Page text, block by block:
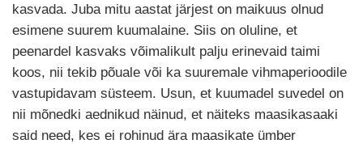
kasvada. Juba mitu aastat järjest on maikuus olnud
esimene suurem kuumalaine. Siis on oluline, et
peenardel kasvaks võimalikult palju erinevaid taimi
koos, nii tekib põuale või ka suuremale vihmaperioodile
vastupidavam süsteem. Usun, et kuumadel suvedel on
nii mõnedki aednikud näinud, et näiteks maasikasaaki
said need, kes ei rohinud ära maasikate ümber